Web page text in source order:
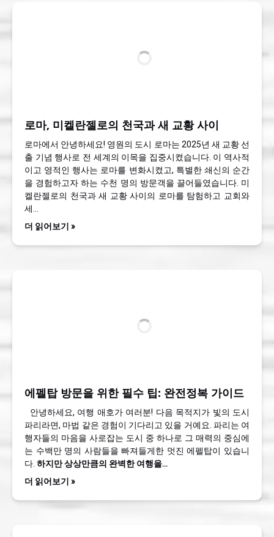
로마, 미켈란젤로의 천국과 새 교황 사이
로마에서 안녕하세요! 영원의 도시 로마는 2025년 새 교황 선
출 기념 행사로 전 세계의 이목을 집중시켰습니다. 이 역사적
이고 영적인 행사는 로마를 변화시켰고, 특별한 쇄신의 순간
을 경험하고자 하는 수천 명의 방문객을 끌어들였습니다. 미
켈란젤로의 천국과 새 교황 사이의 로마를 탐험하고 교회와
세…
더 읽어보기 »
에펠탑 방문을 위한 필수 팁: 완전정복 가이드
안녕하세요, 여행 애호가 여러분! 다음 목적지가 빛의 도시
파리라면, 마법 같은 경험이 기다리고 있을 거예요. 파리는 여
행자들의 마음을 사로잡는 도시 중 하나로 그 매력의 중심에
는 수백만 명의 사람들을 빠져들게한 멋진 에펠탑이 있습니
다. 하지만 상상만큼의 완벽한 여행을…
더 읽어보기 »